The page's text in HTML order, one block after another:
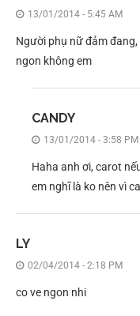
13/01/2014 - 5:45 AM
Người phụ nữ đảm
ngon không em
CANDY
13/01/2014 - 3:58 PM
Haha anh ơi, carot
em nghĩ là ko nên vì
LY
02/04/2014 - 2:18 PM
co ve ngon nhi